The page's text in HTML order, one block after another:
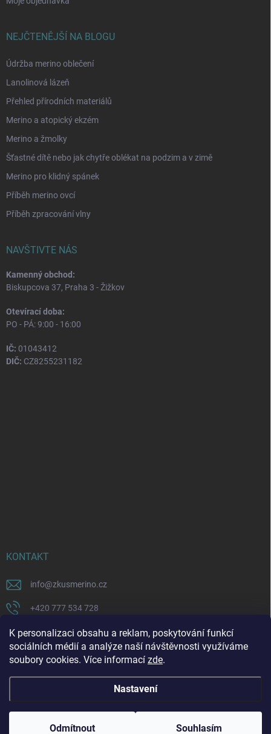
K personalizaci obsahu a reklam, poskytování funkcí
sociálních médií a analýze naší návštěvnosti využíváme
soubory cookies. Více informací zde.
Nastavení
Odmítnout Souhlasím
NEJČTENĚJŠÍ NA BLOGU
Údržba merino oblečení
Lanolinová lázeň
Přehled přírodních materiálů
Merino a atopický ekzém
Merino a žmolky
Šťastné dítě nebo jak chytře oblékat na podzim a v zimě
Merino pro klidný spánek
Příběh merino ovcí
Příběh zpracování vlny
NAVŠTIVTE NÁS
Kamenný obchod:
Biskupcova 37, Praha 3 - Žižkov
Otevírací doba:
PO - PÁ: 9:00 - 16:00
IČ: 01043412
DIČ: CZ8255231182
KONTAKT
info@zkusmerino.cz
+420 777 534 728
https://www.facebook.com/zkusmerino/
zkusmerino.cz
Copyright 2026ZKUSMERINO. Všechna práva vyhrazena.Upravit nastavení